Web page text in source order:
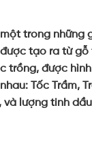
trong
tạo ra từ
trồng, được
Tốc Trầm,
và lượng tinh